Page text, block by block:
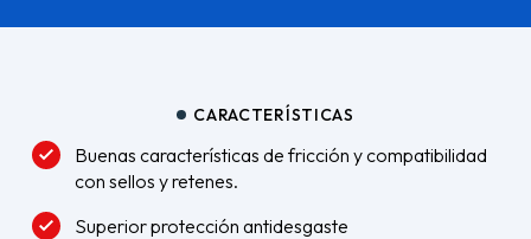
CARACTERÍSTICAS
Buenas características de fricción y compatibilidad
con sellos y retenes.
Superior protección antidesgaste